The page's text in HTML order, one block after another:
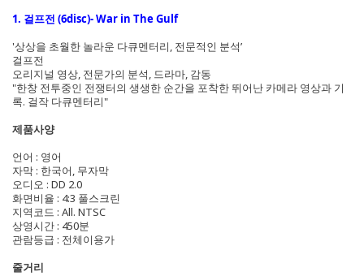
1. 걸프전 (6disc)- War in The Gulf
'상상을 초월한 놀라운 다큐멘터리, 전문적인 분석’
걸프전
오리지널 영상, 전문가의 분석, 드라마, 감동
"한창 전투중인 전쟁터의 생생한 순간을 포착한 뛰어난 카메라 영상과 기
록. 걸작 다큐멘터리"
제품사양
언어 : 영어
자막 : 한국어, 무자막
오디오 : DD 2.0
화면비율 : 4:3 풀스크린
지역코드 : All. NTSC
상영시간 : 450분
관람등급 : 전체이용가
줄거리